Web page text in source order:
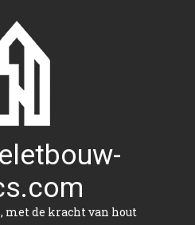
met de kracht van hout